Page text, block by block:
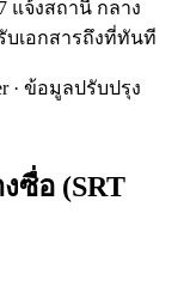
แจ้งสถานี กลาง
บเอกสารถึงที่ทันที
· ข้อมูลปรับปรุง
ซื่อ (SRT